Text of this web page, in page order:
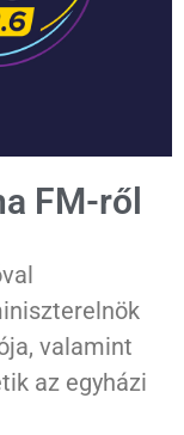
FM-ről
valamint
az egyházi